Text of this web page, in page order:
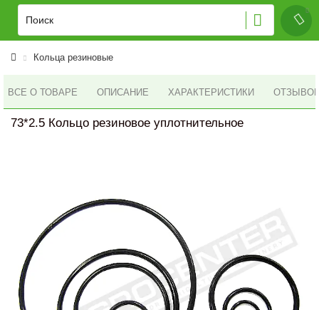
Кольца резиновые
ВСЕ О ТОВАРЕ ОПИСАНИЕ ХАРАКТЕРИСТИКИ ОТЗЫВОВ
73*2.5 Кольцо резиновое уплотнительное